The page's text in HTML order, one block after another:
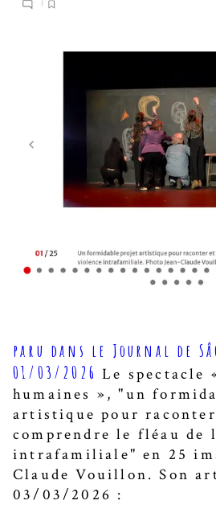
paru dans le Journal de
01/03/2026 Le spectacle
humaines », "un
artistique pour
comprendre le fléau de
intrafamiliale" en 25
Claude Vouillon. Son
03/03/2026 :